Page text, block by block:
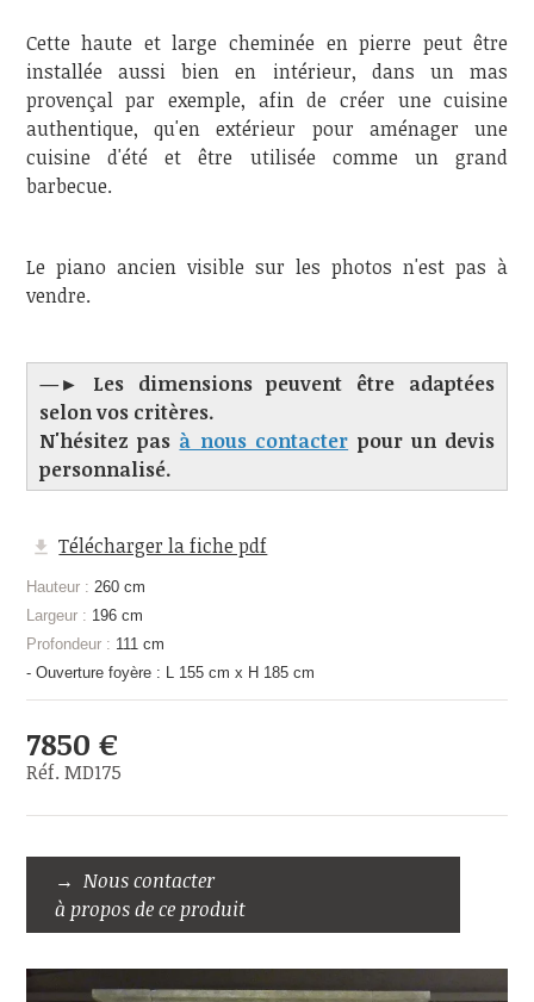
Cette haute et large cheminée en pierre peut être
installée aussi bien en intérieur, dans un mas
provençal par exemple, afin de créer une cuisine
authentique, qu'en extérieur pour aménager une
cuisine d'été et être utilisée comme un grand
barbecue.
Le piano ancien visible sur les photos n'est pas à
vendre.
—► Les dimensions peuvent être adaptées
selon vos critères.
N'hésitez pas à nous contacter pour un devis
personnalisé.
Télécharger la fiche pdf
Hauteur : 260 cm
Largeur : 196 cm
Profondeur : 111 cm
- Ouverture foyère : L 155 cm x H 185 cm
7850 €
Réf. MD175
Nous contacter
à propos de ce produit